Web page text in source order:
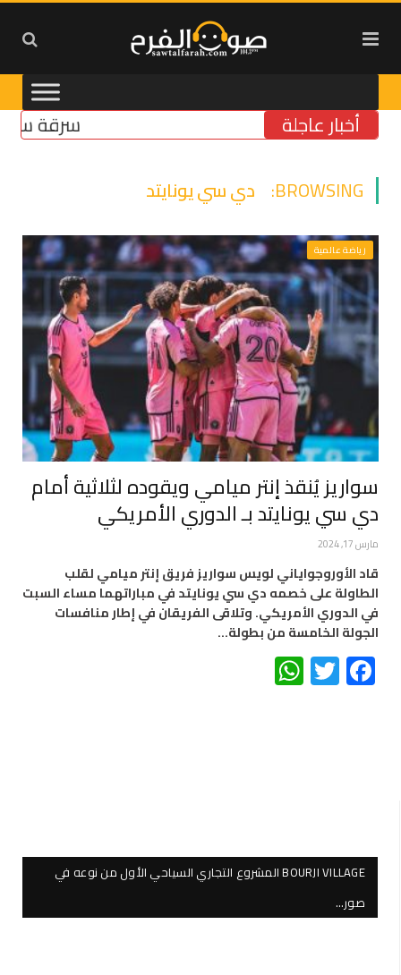
أخبار عاجلة سرقة
BROWSING: دي سي يونايتد
رياضة عالمية
سواريز يُنقذ إنتر ميامي ويقوده لثلاثية أمام
دي سي يونايتد بـ الدوري الأمريكي
مارس 17, 2024
قاد الأوروجواياني لويس سواريز فريق إنتر ميامي لقلب
الطاولة على خصمه دي سي يونايتد في مباراتهما مساء السبت
في الدوري الأمريكي. وتلاقى الفريقان في إطار منافسات
الجولة الخامسة من بطولة…
Facebook
Twitter
BOURJI VILLAGE المشروع التجاري السياحي الأول من نوعه في
صور…